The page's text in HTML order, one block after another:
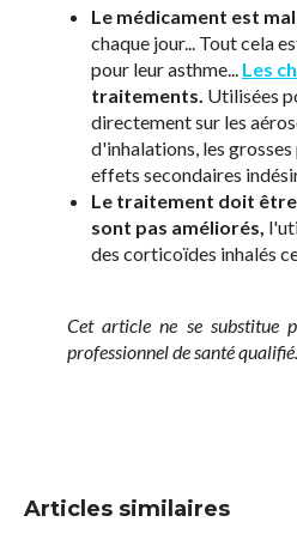
Le médicament est
chaque jour... Tout cela
pour leur asthme... Les
traitements. Utilisées
directement sur les
d'inhalations, les
effets secondaires
Le traitement doit
sont pas améliorés,
des corticoïdes inhalés
Cet article ne se substitue
professionnel de santé qualifié.
Articles similaires